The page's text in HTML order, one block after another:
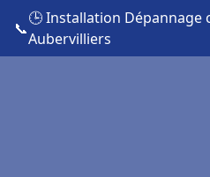
📞
🕒 Installation Dépannage
Aubervilliers